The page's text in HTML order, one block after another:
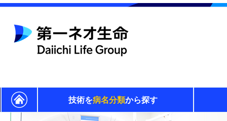
技術を病名分類から探す